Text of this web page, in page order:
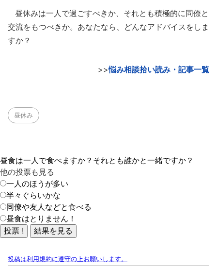
昼休みは一人で過ごすべきか、それとも積極的に同僚と
交流をもつべきか。あなたなら、どんなアドバイスをしま
すか？
>>悩み相談拾い読み・記事一覧
昼休み
昼食は一人で食べますか？それとも誰かと一緒ですか？
他の投票も見る
一人のほうが多い
半々ぐらいかな
同僚や友人などと食べる
昼食はとりません！